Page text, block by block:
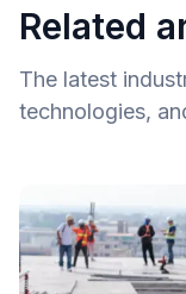
Related
The latest
technologies,